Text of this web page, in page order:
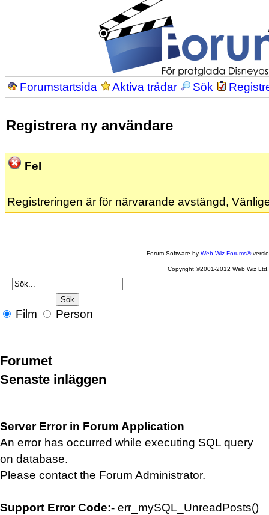
Forumstartsida Aktiva trådar Sök
Registrera ny användare
Fel
Registreringen är för närvarande avstängd,
Forum Software byWeb Wiz Forums®
Copyright ©2001-2012 Web Wiz Ltd.
Film Person
Forumet
Senaste inläggen
Server Error in Forum Application
An error has occurred while executing SQL query
on database.
Please contact the Forum Administrator.
Support Error Code:- err_mySQL_UnreadPosts()